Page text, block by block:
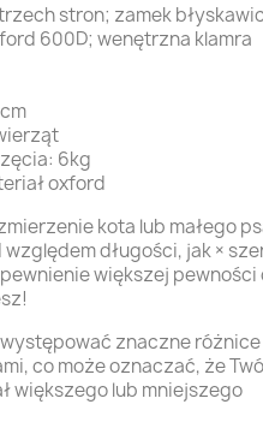
stron; zamek
600D; wenętrzna klamra
6kg
oxford
kota lub małego
długości, jak ×
większej pewności
znaczne
co może oznaczać, że
większego lub mniejszego